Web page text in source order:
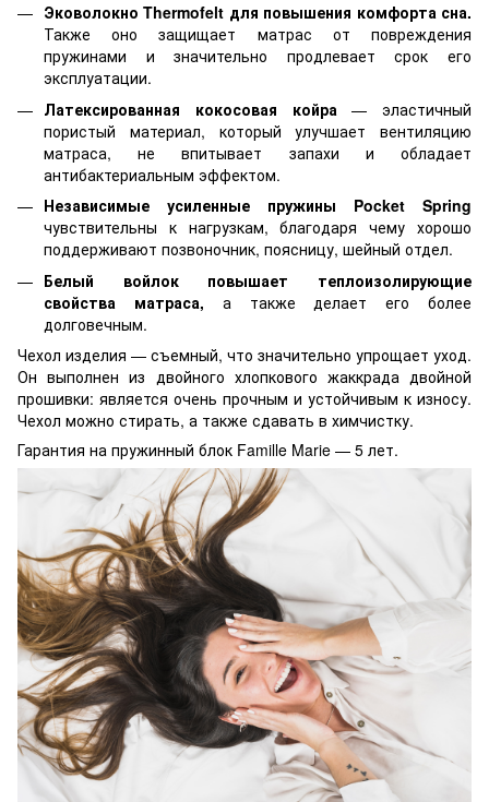
Эковолокно Thermofelt для повышения комфорта сна.
Также оно защищает матрас от повреждения
пружинами и значительно продлевает срок его
эксплуатации.
Латексированная кокосовая койра— эластичный
пористый материал, который улучшает вентиляцию
матраса, не впитывает запахи и обладает
антибактериальным эффектом.
Независимые усиленные пружины Pocket Spring
чувствительны к нагрузкам, благодаря чему хорошо
поддерживают позвоночник, поясницу, шейный отдел.
Белый войлок повышает теплоизолирующие
свойства матраса, а также делает его более
долговечным.
Чехол изделия — съемный, что значительно упрощает уход.
Он выполнен из двойного хлопкового жаккрада двойной
прошивки: является очень прочным и устойчивым к износу.
Чехол можно стирать, а также сдавать в химчистку.
Гарантия на пружинный блок Famille Marie — 5 лет.